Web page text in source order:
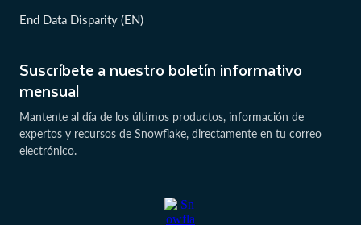
Suscríbete a nuestro boletín informativo
mensual
Mantente al día de los últimos productos, información de
expertos y recursos de Snowflake, directamente en tu correo
electrónico.
End Data Disparity (EN)